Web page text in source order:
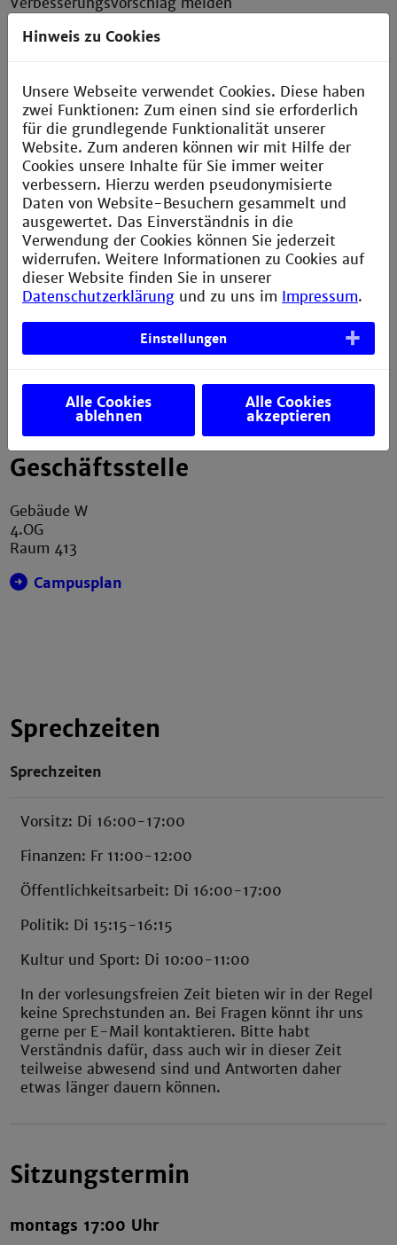
Kontakt
AStA der Technischen Hochschule Mannheim
Paul-Wittsack-Straße 10
D-68163 Mannheim
Postfach H033(intern)
+49 621 292-6436
Geschäftsstelle
Gebäude W
4.OG
Raum 413
Campusplan
Sprechzeiten
Sprechzeiten
Vorsitz: Di 16:00-17:00
Finanzen: Fr 11:00-12:00
Öffentlichkeitsarbeit: Di 16:00-17:00
Politik: Di 15:15-16:15
Kultur und Sport: Di 10:00-11:00
In der vorlesungsfreien Zeit bieten wir in der Regel
keine Sprechstunden an. Bei Fragen könnt ihr uns
gerne per E-Mail kontaktieren. Bitte habt
Verständnis dafür, dass auch wir in dieser Zeit
teilweise abwesend sind und Antworten daher
etwas länger dauern können.
Sitzungstermin
montags 17:00 Uhr
Hinweis zu Cookies
Unsere Webseite verwendet Cookies. Diese haben
zwei Funktionen: Zum einen sind sie erforderlich
für die grundlegende Funktionalität unserer
Website. Zum anderen können wir mit Hilfe der
Cookies unsere Inhalte für Sie immer weiter
verbessern. Hierzu werden pseudonymisierte
Daten von Website-Besuchern gesammelt und
ausgewertet. Das Einverständnis in die
Verwendung der Cookies können Sie jederzeit
widerrufen. Weitere Informationen zu Cookies auf
dieser Website finden Sie in unserer
Datenschutzerklärung und zu uns im Impressum.
Einstellungen
Alle Cookies
ablehnen
Alle Cookies
akzeptieren